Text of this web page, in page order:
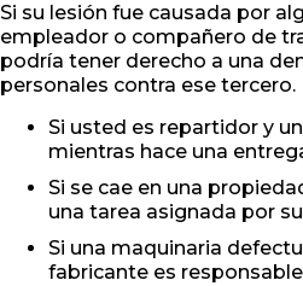
Si su lesión fue causada por
empleador o compañero de
podría tener derecho a una
personales contra ese tercero.
Si usted es repartidor y
mientras hace una
Si se cae en una
una tarea asignada por
Si una maquinaria
fabricante es